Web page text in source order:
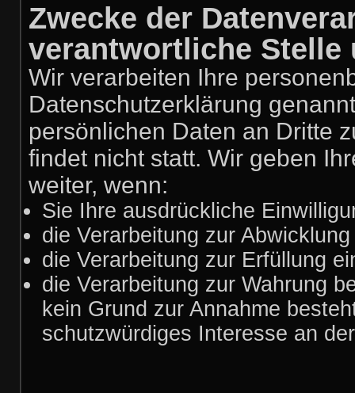
Zwecke der
verantwortliche Stelle
Wir verarbeiten Ihre
Datenschutzerklärung
persönlichen Daten an Dritte
findet nicht statt. Wir geben
weiter, wenn:
Sie Ihre ausdrückliche
die Verarbeitung zur
die Verarbeitung zur Erfüllung
die Verarbeitung zur Wahrung
kein Grund zur Annahme
schutzwürdiges Interesse an